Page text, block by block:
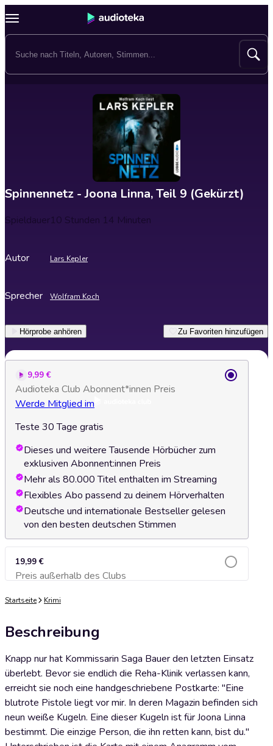
Spinnennetz - Joona Linna, Teil 9 (Gekürzt)
Spieldauer10 Stunden 14 Minuten
Autor Lars Kepler
Sprecher Wolfram Koch
Hörprobe anhören Zu Favoriten hinzufügen
9,99 €
Audioteka Club Abonnent*innen Preis
Werde Mitglied im
Teste 30 Tage gratis
Dieses und weitere Tausende Hörbücher zum
exklusiven Abonnent:innen Preis
Mehr als 80.000 Titel enthalten im Streaming
Flexibles Abo passend zu deinem Hörverhalten
Deutsche und internationale Bestseller gelesen
von den besten deutschen Stimmen
19,99 €
Preis außerhalb des ClubsZum Warenkorb hinzufügen
Startseite Krimi
Beschreibung
Knapp nur hat Kommissarin Saga Bauer den letzten Einsatz
überlebt. Bevor sie endlich die Reha-Klinik verlassen kann,
erreicht sie noch eine handgeschriebene Postkarte: "Eine
blutrote Pistole liegt vor mir. In deren Magazin befinden sich
neun weiße Kugeln. Eine dieser Kugeln ist für Joona Linna
bestimmt. Die einzige Person, die ihn retten kann, bist du."